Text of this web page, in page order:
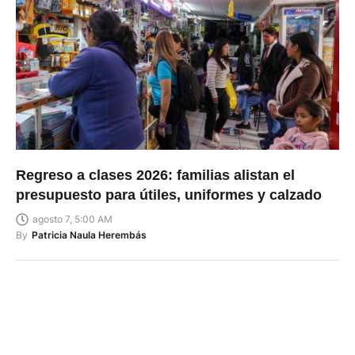
Regreso a clases 2026: familias alistan el
presupuesto para útiles, uniformes y calzado
agosto 7, 5:00 AM
By Patricia Naula Herembás